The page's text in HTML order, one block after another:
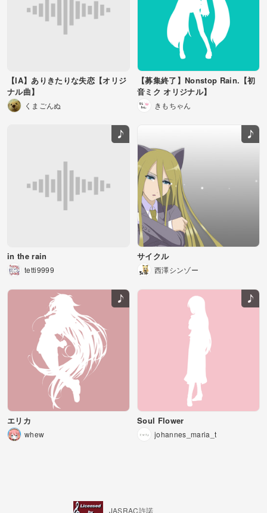
【IA】ありきたりな失恋【オリジ
ナル曲】
くまごんぬ
【募集終了】Nonstop Rain.【初
音ミク オリジナル】
きもちゃん
in the rain
tetti9999
サイクル
西澤シンゾー
エリカ
whew
Soul Flower
johannes_maria_t
JASRAC許諾